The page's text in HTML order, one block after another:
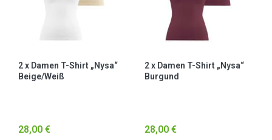
2 x Damen T-Shirt „Nysa“
Beige/Weiß
28,00 €
2 x Damen T-Shirt „Nysa“
Burgund
28,00 €